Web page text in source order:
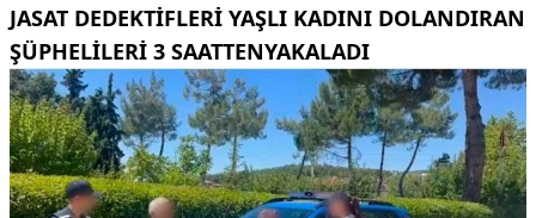
JASAT DEDEKTIFLERI YAŞLI KADINI DOLANDIRAN
ŞÜPHELILERI 3 SAATTENYAKALADI